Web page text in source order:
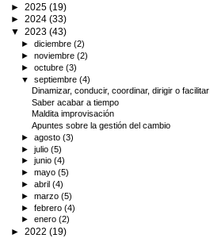
► 2025 (19)
► 2024 (33)
▼ 2023 (43)
►diciembre(2)
►noviembre(2)
►octubre(3)
▼septiembre(4)
Dinamizar, conducir, coordinar, dirigir o facilitar
Saber acabar a tiempo
Maldita improvisación
Apuntes sobre la gestión del cambio
►agosto(3)
►julio(5)
►junio(4)
►mayo(5)
►abril(4)
►marzo(5)
►febrero(4)
►enero(2)
► 2022 (19)